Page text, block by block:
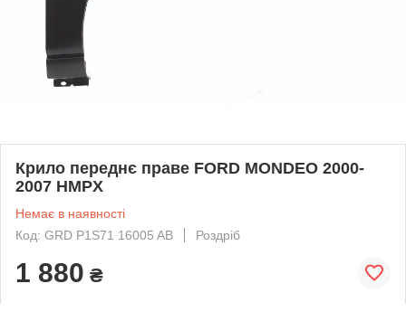
Крило переднє праве FORD MONDEO 2000-
2007 HMPX
Немає в наявності
Код: GRD P1S71 16005 AB
Роздріб
1 880 ₴